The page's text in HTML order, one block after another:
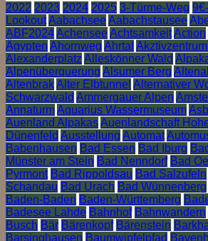
2022 2023 2024 2025 3-Türme-Weg
LookoutAabachseeAabachstausee
ABF2024AchenseeAchtsamkeitAction
Ägypten Ahornweg Ahrtal
Alexanderplatz Alleskönner Wald
Alpenüberquerung Alsumer Berg
AltenbrakAlter Elbtunnel Alternativer
Schwarzwald Ammergauer Alpen
AnnaturmAquarius Wassermuseum
Auenland AlpakasAuenlandschaft
Dünenfeld Ausstellung Automat
Babenhausen Bad Essen Bad Iburg
Münster am Stein Bad Nenndorf Bad
Pyrmont Bad Rippoldsau Bad Salzufeln
Schandau Bad Urach Bad Wünnenberg
Baden-Baden Baden-Württemberg
Badesee Lahde Bahnhof Bahnwandern
Busch Bär Bärenkopf Bärenstein
Barsinghausen Baumwipfelpfad